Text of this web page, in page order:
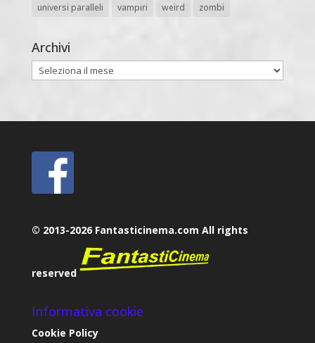
universi paralleli
vampiri weird zombi
Archivi
Archivi
© 2013-2026 Fantasticinema.com All rights
reserved
Informativa cookie
Cookie Policy